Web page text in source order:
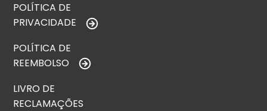
POLÍTICA DE
PRIVACIDADE
POLÍTICA DE
REEMBOLSO
LIVRO DE
RECLAMAÇÕES